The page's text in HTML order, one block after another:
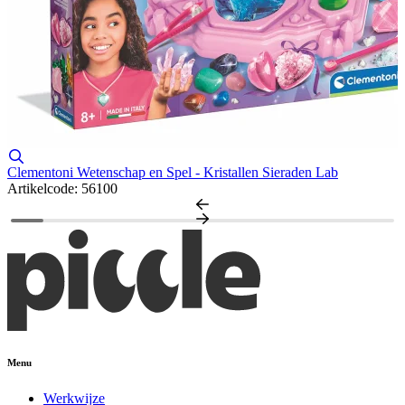
Clementoni Wetenschap en Spel - Kristallen Sieraden Lab
Artikelcode: 56100
Menu
Werkwijze